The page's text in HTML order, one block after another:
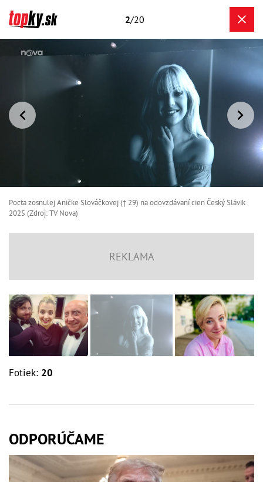
2/20
Pocta zosnulej Aničke Slováčkovej († 29) na odovzdávaní cien Český Slávik
2025 (Zdroj: TV Nova)
Fotiek: 20
ODPORÚČAME